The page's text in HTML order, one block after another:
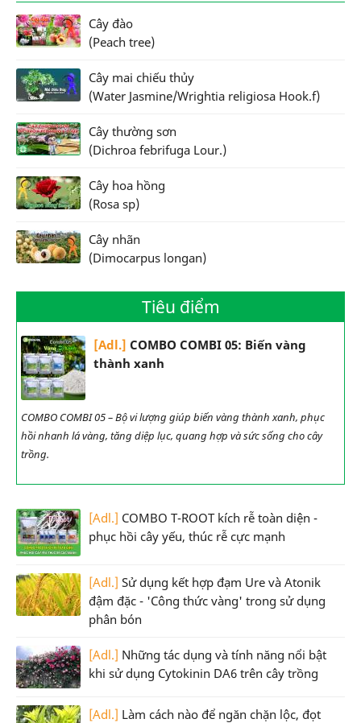
Cây đào
(Peach tree)
Cây mai chiếu thủy
(Water Jasmine/Wrightia religiosa Hook.f)
Cây thường sơn
(Dichroa febrifuga Lour.)
Cây hoa hồng
(Rosa sp)
Cây nhãn
(Dimocarpus longan)
Tiêu điểm
[Adl.] COMBO COMBI 05: Biến vàng
thành xanh
COMBO COMBI 05 – Bộ vi lượng giúp biến vàng thành xanh, phục
hồi nhanh lá vàng, tăng diệp lục, quang hợp và sức sống cho cây
trồng.
[Adl.] COMBO T-ROOT kích rễ toàn diện -
phục hồi cây yếu, thúc rễ cực mạnh
[Adl.] Sử dụng kết hợp đạm Ure và Atonik
đậm đặc - 'Công thức vàng' trong sử dụng
phân bón
[Adl.] Những tác dụng và tính năng nổi bật
khi sử dụng Cytokinin DA6 trên cây trồng
[Adl.] Làm cách nào để ngăn chặn lộc, đọt